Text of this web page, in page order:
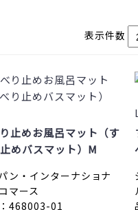
表示件数
止めお風呂マット（す
めバスマット）M
ン・インターナショナ
マース
468003-01